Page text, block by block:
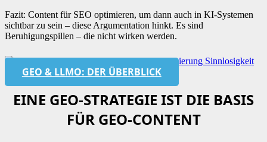
Fazit: Content für SEO optimieren, um dann auch in KI-Systemen
sichtbar zu sein – diese Argumentation hinkt. Es sind
Beruhigungspillen – die nicht wirken werden.
GEO & LLMO: DER ÜBERBLICK
EINE GEO-STRATEGIE IST DIE BASIS
FÜR GEO-CONTENT